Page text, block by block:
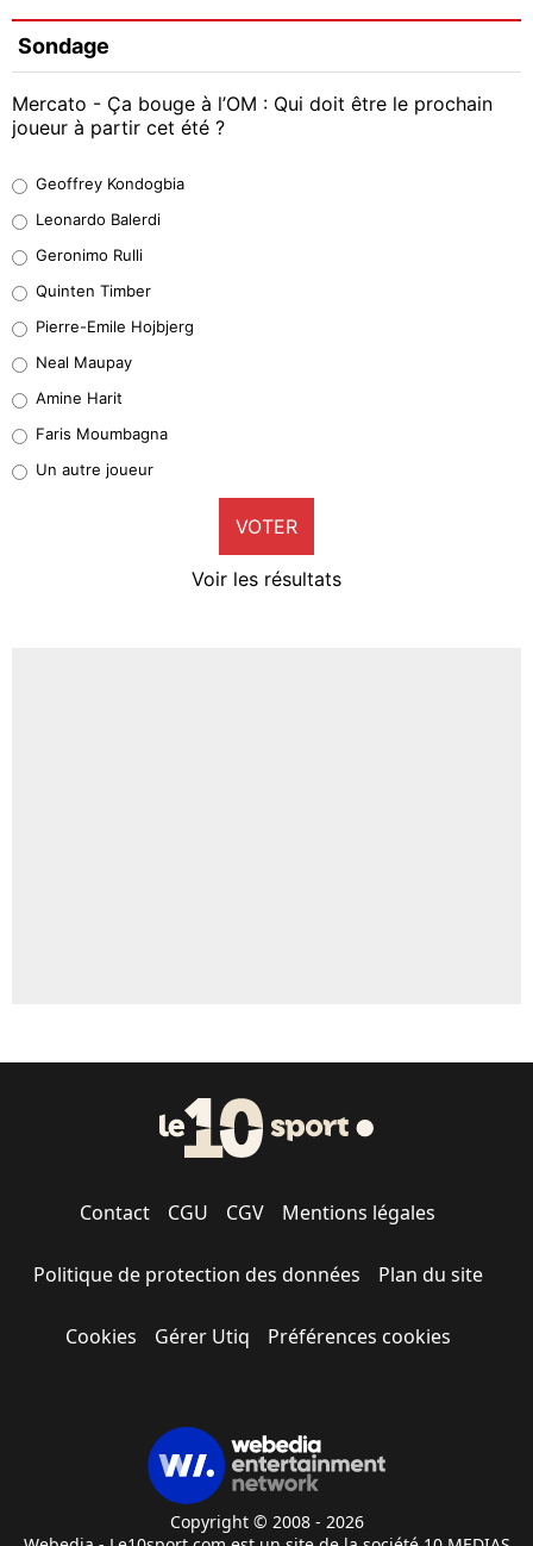
Sondage
Mercato - Ça bouge à l’OM : Qui doit être le prochain
joueur à partir cet été ?
38%
32%
5%
1%
9%
Geoffrey Kondogbia
Leonardo Balerdi
Geronimo Rulli
Quinten Timber
Pierre-Emile Hojbjerg
Neal Maupay
Amine Harit
Faris Moumbagna
Un autre joueur
VOTER
Voir les résultats
Contact CGU CGV Mentions légales
Politique de protection des données Plan du site
Cookies Gérer Utiq Préférences cookies
Copyright © 2008 - 2026